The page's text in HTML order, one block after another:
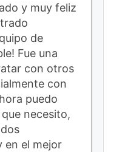
y muy feliz
de
Fue una
con otros
con
puedo
necesito,
en el mejor